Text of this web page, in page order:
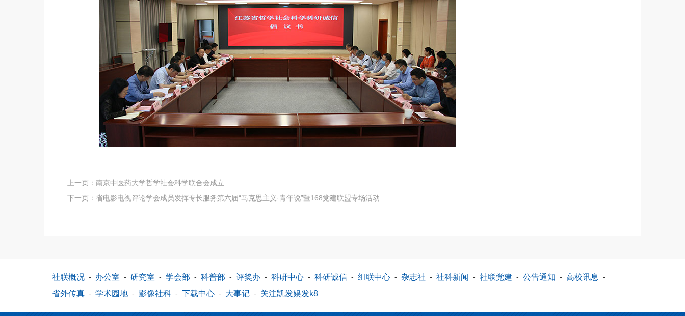
上一页： 南京中医药大学哲学社会科学联合会成立
下一页： 省电影电视评论学会成员发挥专长服务第六届“马克思主义·青年说”暨168党建联盟专场活动
社联概况 - 办公室 - 研究室 - 学会部 - 科普部 - 评奖办 - 科研中心 - 科研诚信 - 组联中心 - 杂志社 - 社科新闻 - 社联党建 - 公告通知 - 高校讯息 -
省外传真 - 学术园地 - 影像社科 - 下载中心 - 大事记 - 关注凯发娱发k8